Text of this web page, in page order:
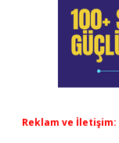
Reklam ve İletişim: